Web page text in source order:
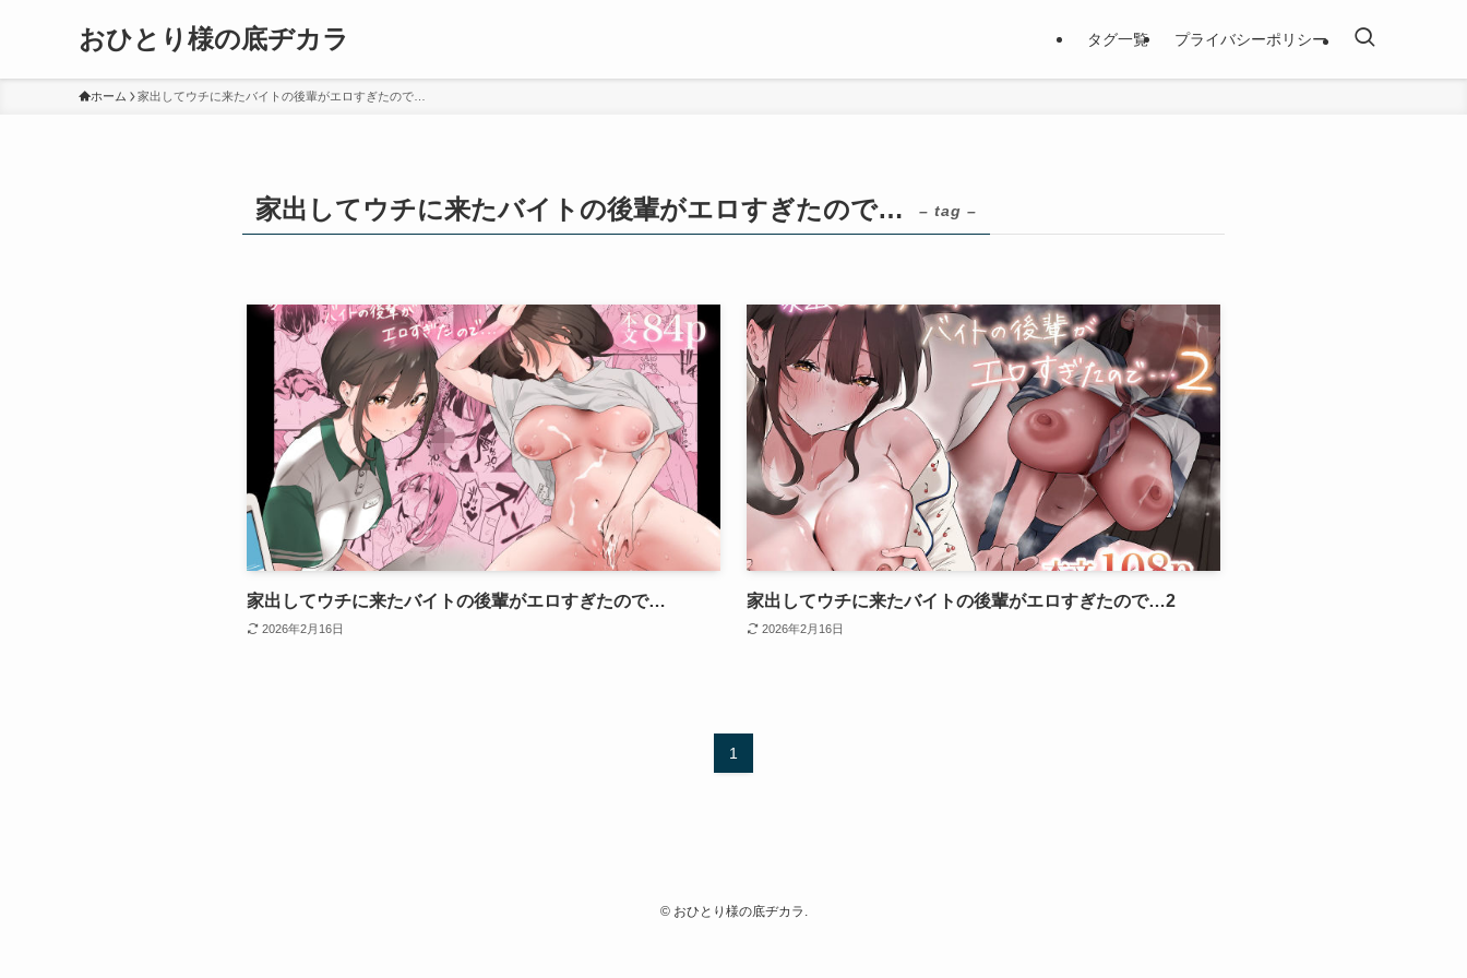
おひとり様の底ヂカラ タグ一覧 プライバシーポリシー
ホーム 家出してウチに来たバイトの後輩がエロすぎたので…
家出してウチに来たバイトの後輩がエロすぎたので… – tag –
家出してウチに来たバイトの後輩がエロすぎたので…
2026年2月16日
家出してウチに来たバイトの後輩がエロすぎたので…2
2026年2月16日
1
©おひとり様の底ヂカラ.